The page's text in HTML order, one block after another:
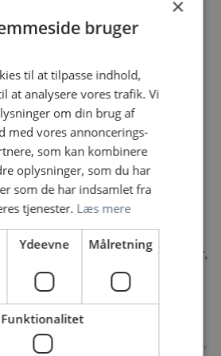
2026.
kan du gøre en forskel
skaber håb, vilje og lyst til
forskel, når du vælger
Gør karriere i Psykiatrien,
end liv. Se mere på
læs om udviklingsmuligheder,
andet som er rart at vide, når
er en behandlingspsykiatri,
×
bruger
til at tilpasse indhold,
at analysere vores trafik. Vi
om din brug af
med vores annoncerings-
som kan kombinere
oplysninger, som du har
som de har indsamlet fra
tjenester. Læs mere
Ydeevne Målretning
Funktionalitet